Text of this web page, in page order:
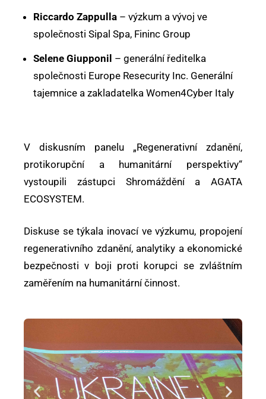
Riccardo Zappulla – výzkum a vývoj ve
společnosti Sipal Spa, Fininc Group
Selene Giupponil – generální ředitelka
společnosti Europe Resecurity Inc. Generální
tajemnice a zakladatelka Women4Cyber Italy
V diskusním panelu „Regenerativní zdanění,
protikorupční a humanitární perspektivy“
vystoupili zástupci Shromáždění a AGATA
ECOSYSTEM.
Diskuse se týkala inovací ve výzkumu, propojení
regenerativního zdanění, analytiky a ekonomické
bezpečnosti v boji proti korupci se zvláštním
zaměřením na humanitární činnost.